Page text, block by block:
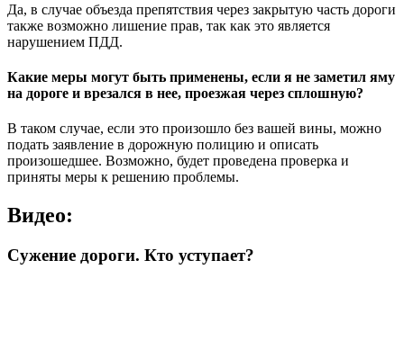
Да, в случае объезда препятствия через закрытую часть дороги
также возможно лишение прав, так как это является
нарушением ПДД.
Какие меры могут быть применены, если я не заметил яму
на дороге и врезался в нее, проезжая через сплошную?
В таком случае, если это произошло без вашей вины, можно
подать заявление в дорожную полицию и описать
произошедшее. Возможно, будет проведена проверка и
приняты меры к решению проблемы.
Видео:
Сужение дороги. Кто уступает?